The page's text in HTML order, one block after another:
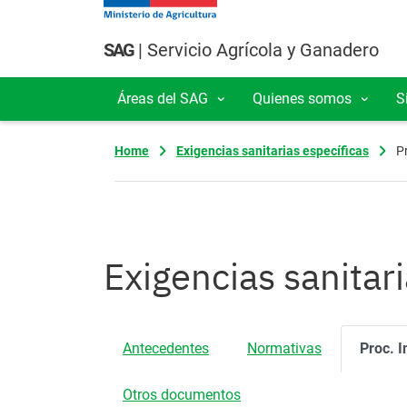
Pasar al contenido principal
SAG| Servicio Agrícola y Ganadero
Navegación principal
Áreas del SAG Quienes somos
Home Exigencias sanitarias específicas
Exigencias
Antecedentes Normativas Proc.
Otros documentos